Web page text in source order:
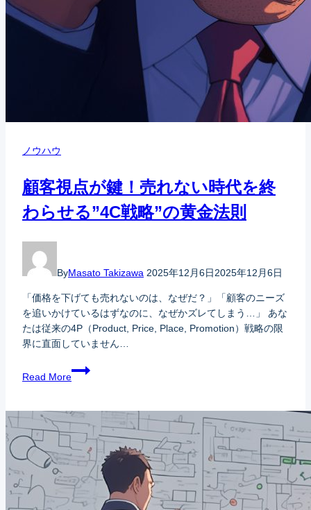
ノウハウ
顧客視点が鍵！売れない時代を終
わらせる”4C戦略”の黄金法則
ByMasato Takizawa 2025年12月6日2025年12月6日
「価格を下げても売れないのは、なぜだ？」「顧客のニーズ
を追いかけているはずなのに、なぜかズレてしまう…」 あな
たは従来の4P（Product, Price, Place, Promotion）戦略の限
界に直面していません…
Read More